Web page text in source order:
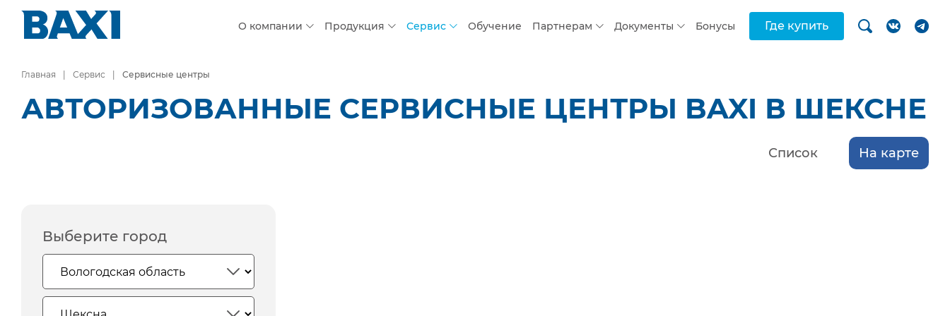
О компании Продукция Сервис Обучение Партнерам Документы Бонусы Где купить
Главная Сервис Сервисные центры
АВТОРИЗОВАННЫЕ СЕРВИСНЫЕ ЦЕНТРЫ BAXI В ШЕКСНЕ
Список На карте
Выберите город